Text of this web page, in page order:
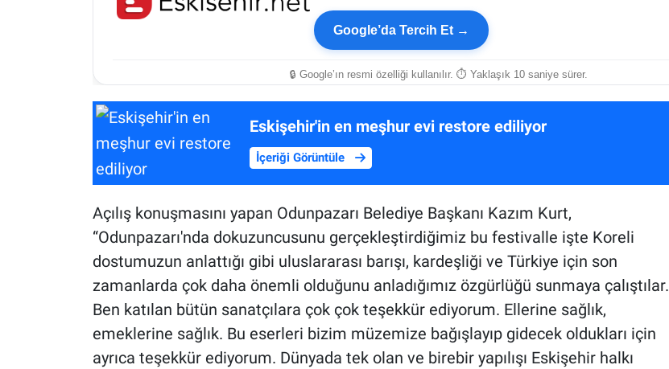
Google’da Tercih Et →
🔒 Google’ın resmi özelliği kullanılır. ⏱ Yaklaşık 10 saniye sürer.
Eskişehir'in en meşhur evi restore ediliyor
İçeriği Görüntüle
Açılış konuşmasını yapan Odunpazarı Belediye Başkanı Kazım Kurt,
“Odunpazarı'nda dokuzuncusunu gerçekleştirdiğimiz bu festivalle işte Koreli
dostumuzun anlattığı gibi uluslararası barışı, kardeşliği ve Türkiye için son
zamanlarda çok daha önemli olduğunu anladığımız özgürlüğü sunmaya çalıştılar.
Ben katılan bütün sanatçılara çok çok teşekkür ediyorum. Ellerine sağlık,
emeklerine sağlık. Bu eserleri bizim müzemize bağışlayıp gidecek oldukları için
ayrıca teşekkür ediyorum. Dünyada tek olan ve birebir yapılışı Eskişehir halkı